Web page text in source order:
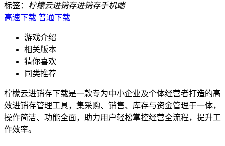
标签： 柠檬云进销存进销存手机端
高速下载 普通下载
游戏介绍
相关版本
猜你喜欢
同类推荐
柠檬云进销存下载是一款专为中小企业及个体经营者打造的高
效进销存管理工具，集采购、销售、库存与资金管理于一体，
操作简洁、功能全面，助力用户轻松掌控经营全流程，提升工
作效率。